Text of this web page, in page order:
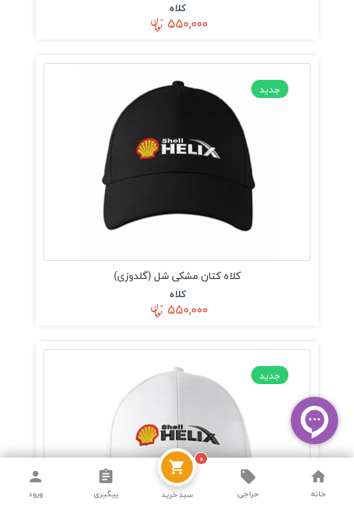
کلاه
۵۵۰,۰۰۰
جدید
کلاه کتان مشکی شل (گلدوزی)
کلاه
۵۵۰,۰۰۰
جدید
خانه حراجی
۰
سبد خرید پیگیری ورود